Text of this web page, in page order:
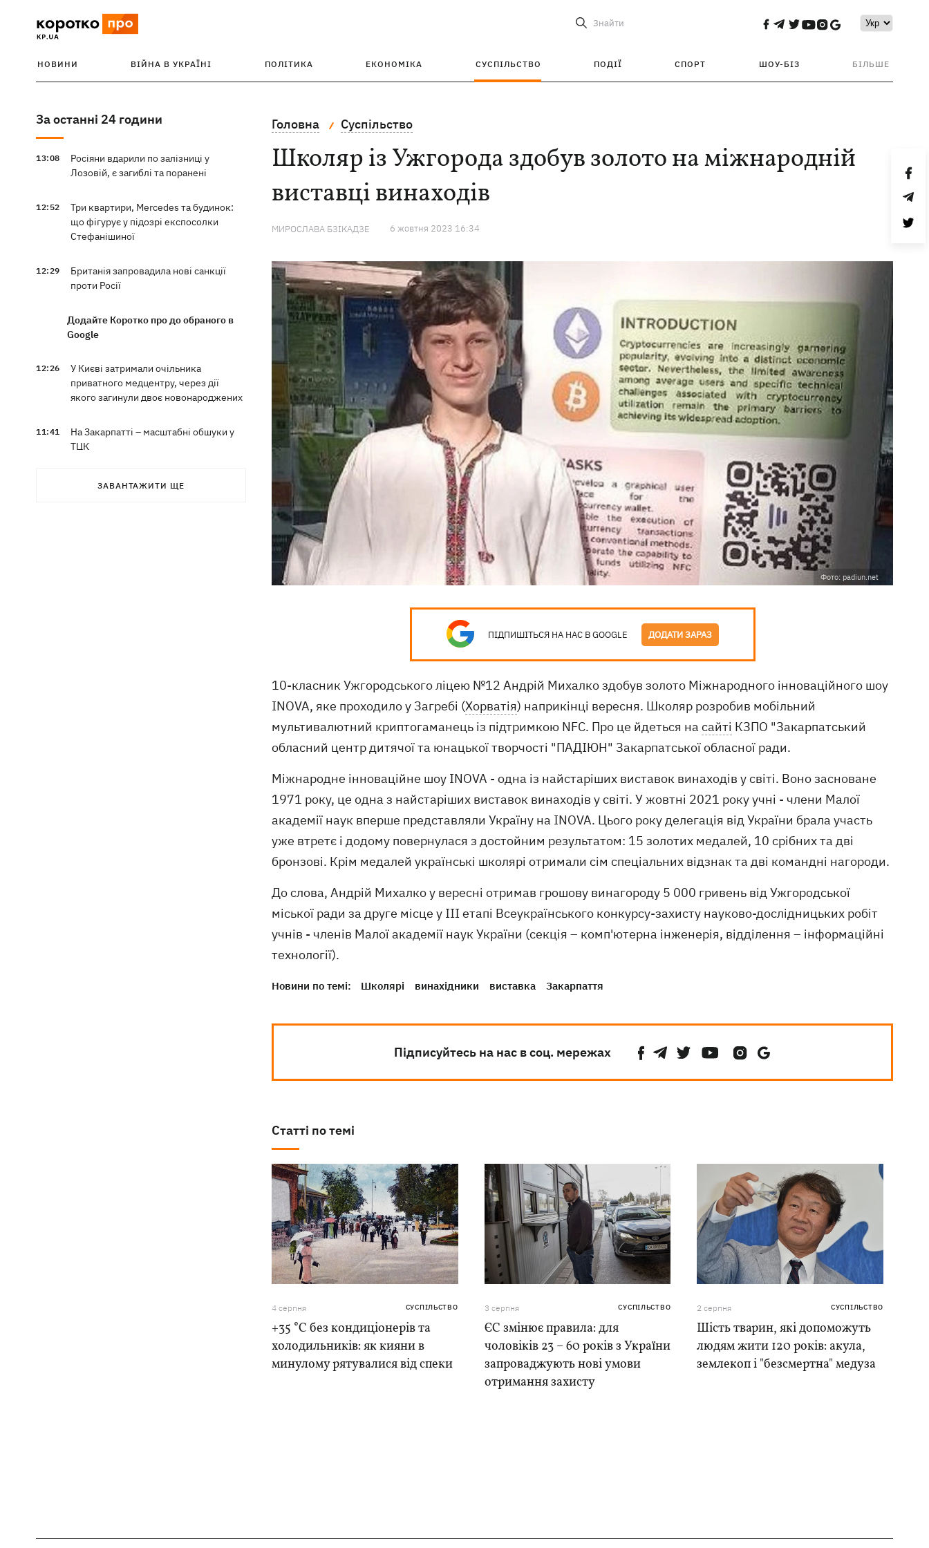
Знайти
НОВИНИ ВІЙНА В УКРАЇНІ ПОЛІТИКА ЕКОНОМІКА СУСПІЛЬСТВО ПОДІЇ СПОРТ ШОУ-БІЗ БІЛЬШЕ
За останні 24 години
13:08
Росіяни вдарили по залізниці у
Лозовій, є загиблі та поранені
12:52
Три квартири, Mercedes та будинок:
що фігурує у підозрі експосолки
Стефанішиної
12:29
Британія запровадила нові санкції
проти Росії
Додайте Коротко про до обраного в
Google
12:26
У Києві затримали очільника
приватного медцентру, через дії
якого загинули двоє новонароджених
11:41
На Закарпатті – масштабні обшуки у
ТЦК
Експосол у США Стефанішина після
ЗАВАНТАЖИТИ ЩЕ
Головна Суспільство
Школяр із Ужгорода здобув золото на міжнародній
виставці винаходів
МИРОСЛАВА БЗІКАДЗЕ 6 жовтня 2023 16:34
Фото: padiun.net
ПІДПИШІТЬСЯ НА НАС В GOOGLE ДОДАТИ ЗАРАЗ
10-класник Ужгородського ліцею №12 Андрій Михалко здобув золото Міжнародного інноваційного шоу
INOVA, яке проходило у Загребі (Хорватія) наприкінці вересня. Школяр розробив мобільний
мультивалютний криптогаманець із підтримкою NFC. Про це йдеться на сайті КЗПО "Закарпатський
обласний центр дитячої та юнацької творчості "ПАДІЮН" Закарпатської обласної ради.
Міжнародне інноваційне шоу INOVA - одна із найстаріших виставок винаходів у світі. Воно засноване
1971 року, це одна з найстаріших виставок винаходів у світі. У жовтні 2021 року учні - члени Малої
академії наук вперше представляли Україну на INOVA. Цього року делегація від України брала участь
уже втретє і додому повернулася з достойним результатом: 15 золотих медалей, 10 срібних та дві
бронзові. Крім медалей українські школярі отримали сім спеціальних відзнак та дві командні нагороди.
До слова, Андрій Михалко у вересні отримав грошову винагороду 5 000 гривень від Ужгородської
міської ради за друге місце у ІІІ етапі Всеукраїнського конкурсу-захисту науково-дослідницьких робіт
учнів - членів Малої академії наук України (секція – комп'ютерна інженерія, відділення – інформаційні
технології).
Новини по темі: Школярі винахідники виставка Закарпаття
Підписуйтесь на нас в соц. мережах
Статті по темі
4 серпня СУСПІЛЬСТВО
+35 °C без кондиціонерів та
холодильників: як кияни в
минулому рятувалися від спеки
3 серпня СУСПІЛЬСТВО
ЄС змінює правила: для
чоловіків 23 – 60 років з України
запроваджують нові умови
отримання захисту
2 серпня СУСПІЛЬСТВО
Шість тварин, які допоможуть
людям жити 120 років: акула,
землекоп і "безсмертна" медуза